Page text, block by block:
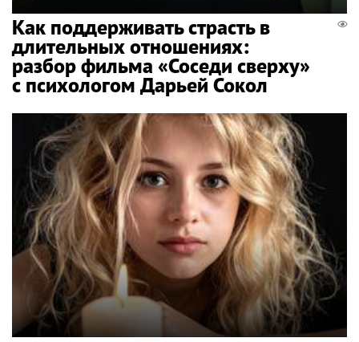
Как поддерживать страсть в
длительных отношениях:
разбор фильма «Соседи сверху»
с психологом Дарьей Сокол